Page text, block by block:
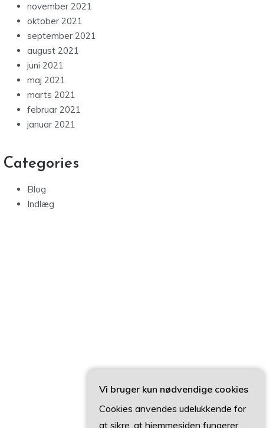
november 2021
oktober 2021
september 2021
august 2021
juni 2021
maj 2021
marts 2021
februar 2021
januar 2021
Categories
Blog
Indlæg
Vi bruger kun nødvendige cookies
Cookies anvendes udelukkende for
at sikre, at hjemmesiden fungerer